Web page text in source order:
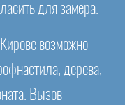
для замера.
возможно
дерева,
Вызов